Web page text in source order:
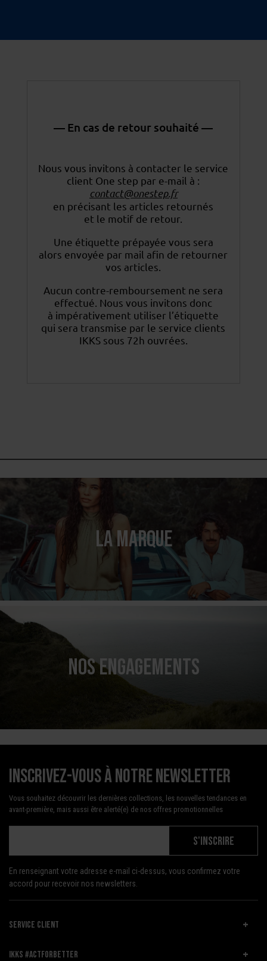
— En cas de retour souhaité —
Nous vous invitons à contacter le service
client One step par e-mail à :
contact@onestep.fr
en précisant les articles retournés
et le motif de retour.
Une étiquette prépayée vous sera
alors envoyée par mail afin de retourner
vos articles.
Aucun contre-remboursement ne sera
effectué. Nous vous invitons donc
à impérativement utiliser l’étiquette
qui sera transmise par le service clients
IKKS sous 72h ouvrées.
LA MARQUE
NOS ENGAGEMENTS
Inscrivez-vous à notre newsletter
Vous souhaitez découvrir les dernières collections, les nouvelles tendances en
avant-première, mais aussi être alerté(e) de nos offres promotionnelles
S'INSCRIRE
En renseignant votre adresse e-mail ci-dessus, vous confirmez votre
accord pour recevoir nos newsletters.
SERVICE CLIENT
IKKS #ACTFORBETTER